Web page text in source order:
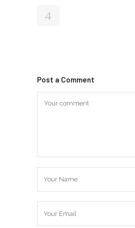
Post a Comment